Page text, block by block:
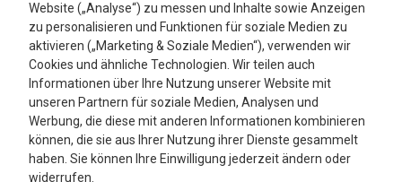
Bewertungen
4.3
Google Reviews
Website („Analyse“) zu messen und Inhalte sowie Anzeigen
zu personalisieren und Funktionen für soziale Medien zu
aktivieren („Marketing & Soziale Medien“), verwenden wir
Cookies und ähnliche Technologien. Wir teilen auch
Informationen über Ihre Nutzung unserer Website mit
unseren Partnern für soziale Medien, Analysen und
Werbung, die diese mit anderen Informationen kombinieren
können, die sie aus Ihrer Nutzung ihrer Dienste gesammelt
haben. Sie können Ihre Einwilligung jederzeit ändern oder
widerrufen.